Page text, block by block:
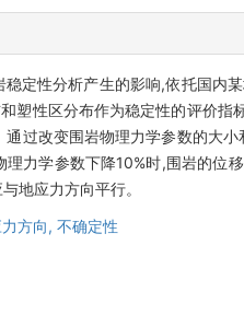
定性分析产生的影响,依托国内
塑性区分布作为稳定性的评价
过改变围岩物理力学参数的大
力学参数下降10%时,围岩的位
地应力方向平行。
方向, 不确定性